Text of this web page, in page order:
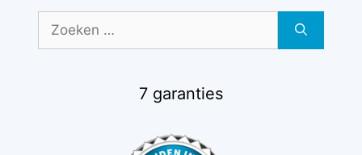
naar:
7 garanties